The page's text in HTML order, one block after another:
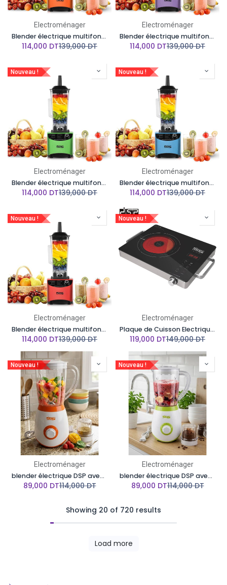
Electroménager
Blender électrique multifonction DSP - 1800W - 2L- Orangé
114,000 DT139,000DT
Electroménager
Blender électrique multifonction DSP - 1800W - 2L- Violet
114,000 DT139,000DT
Nouveau !
Electroménager
Blender électrique multifonction DSP - 1800W - 2L- Vert
114,000 DT139,000DT
Nouveau !
Electroménager
Blender électrique multifonction DSP - 1800W - 2L- Bleu
114,000 DT139,000DT
Nouveau !
Electroménager
Blender électrique multifonction DSP - 1800W - 2L- Rouge
114,000 DT139,000DT
Nouveau !
Electroménager
Plaque de Cuisson Electrique DSP-2000W
119,000 DT149,000DT
Nouveau !
Electroménager
blender électrique DSP avec moulin à café/épices inclus -350W-1,5L-Orangé
89,000 DT114,000DT
Nouveau !
Electroménager
blender électrique DSP avec moulin à café/épices inclus -350W-1,5L-Vert pistache
89,000 DT114,000DT
Showing 20 of 720 results
Load more